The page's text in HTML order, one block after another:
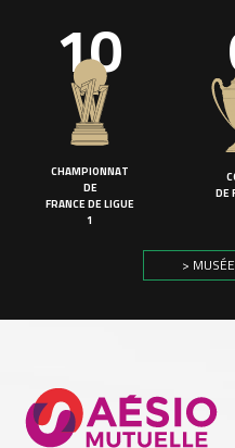
10
CHAMPIONNAT
DE
FRANCE DE LIGUE
1
DE
>